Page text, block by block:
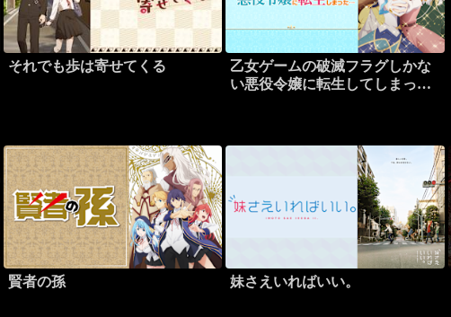
それでも歩は寄せてくる
乙女ゲームの破滅フラグしかな
い悪役令嬢に転生してしまっ
賢者の孫 妹さえいればいい。